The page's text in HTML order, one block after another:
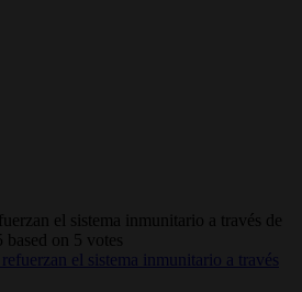
el sistema inmunitario a través de
based on 5 votes